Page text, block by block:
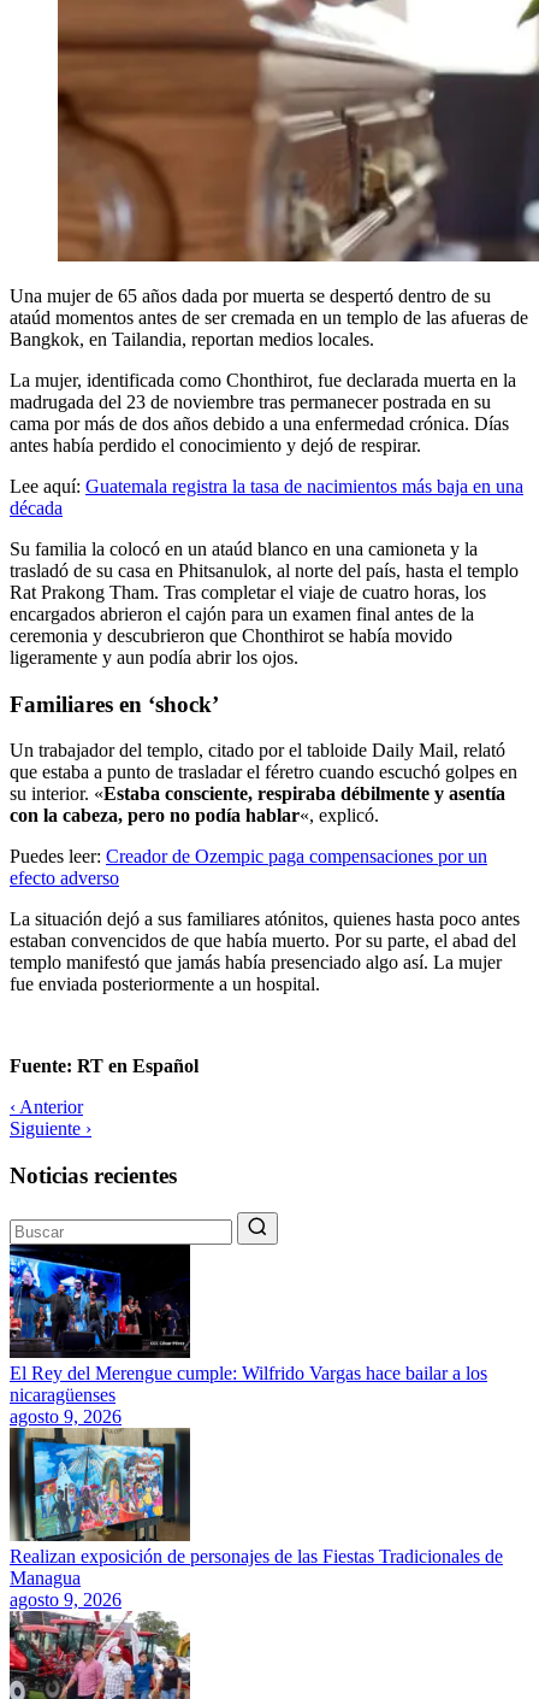
Una mujer de 65 años dada por muerta se despertó dentro de su
ataúd momentos antes de ser cremada en un templo de las afueras de
Bangkok, en Tailandia, reportan medios locales.
La mujer, identificada como Chonthirot, fue declarada muerta en la
madrugada del 23 de noviembre tras permanecer postrada en su
cama por más de dos años debido a una enfermedad crónica. Días
antes había perdido el conocimiento y dejó de respirar.
Lee aquí: Guatemala registra la tasa de nacimientos más baja en una
década
Su familia la colocó en un ataúd blanco en una camioneta y la
trasladó de su casa en Phitsanulok, al norte del país, hasta el templo
Rat Prakong Tham. Tras completar el viaje de cuatro horas, los
encargados abrieron el cajón para un examen final antes de la
ceremonia y descubrieron que Chonthirot se había movido
ligeramente y aun podía abrir los ojos.
Familiares en ‘shock’
Un trabajador del templo, citado por el tabloide Daily Mail, relató
que estaba a punto de trasladar el féretro cuando escuchó golpes en
su interior. «Estaba consciente, respiraba débilmente y asentía
con la cabeza, pero no podía hablar«, explicó.
Puedes leer: Creador de Ozempic paga compensaciones por un
efecto adverso
La situación dejó a sus familiares atónitos, quienes hasta poco antes
estaban convencidos de que había muerto. Por su parte, el abad del
templo manifestó que jamás había presenciado algo así. La mujer
fue enviada posteriormente a un hospital.
Fuente: RT en Español
‹ Anterior
Siguiente ›
Noticias recientes
El Rey del Merengue cumple: Wilfrido Vargas hace bailar a los
nicaragüenses
agosto 9, 2026
Realizan exposición de personajes de las Fiestas Tradicionales de
Managua
agosto 9, 2026